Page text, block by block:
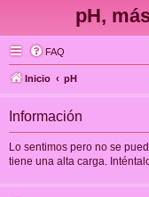
pH,
FAQ
Inicio pH
Información
Lo sentimos pero no se
tiene una alta carga.